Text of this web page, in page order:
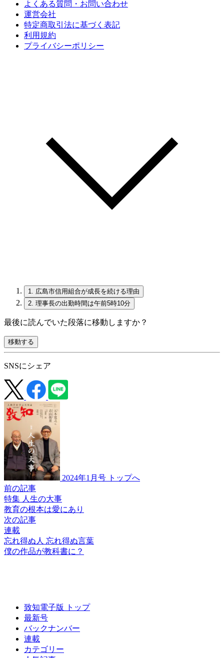
よくある質問・お問い合わせ
運営会社
特定商取引法に基づく表記
利用規約
プライバシーポリシー
1.
広島市信用組合が成長を続ける理由
2. 理事長の出勤時間は午前5時10分
最後に読んでいた段落に移動しますか？
移動する
SNSにシェア
2024年1月号 トップへ
前の記事
特集 人生の大事
教育の根本は愛にあり
次の記事
連載
忘れ得ぬ人 忘れ得ぬ言葉
僕の作品が教科書に？
致知電子版 トップ
最新号
バックナンバー
連載
カテゴリー